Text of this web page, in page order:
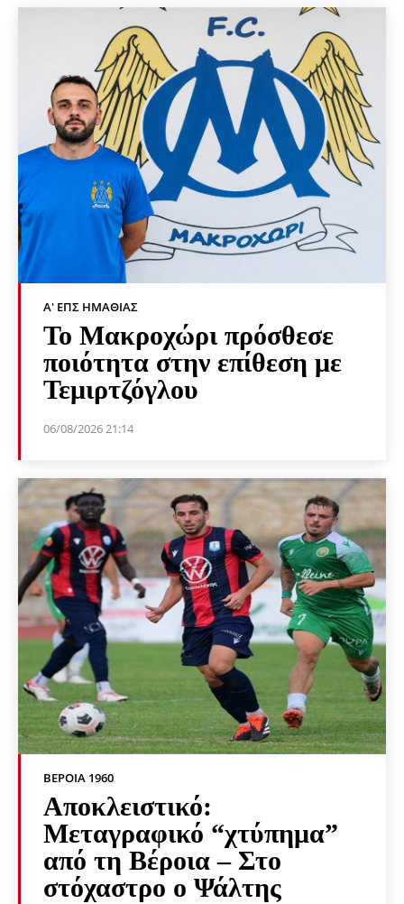
Α' ΕΠΣ ΗΜΑΘΊΑΣ
Το Μακροχώρι πρόσθεσε
ποιότητα στην επίθεση με
Τεμιρτζόγλου
06/08/2026 21:14
ΒΕΡΟΙΑ 1960
Αποκλειστικό:
Μεταγραφικό “χτύπημα”
από τη Βέροια – Στο
στόχαστρο ο Ψάλτης